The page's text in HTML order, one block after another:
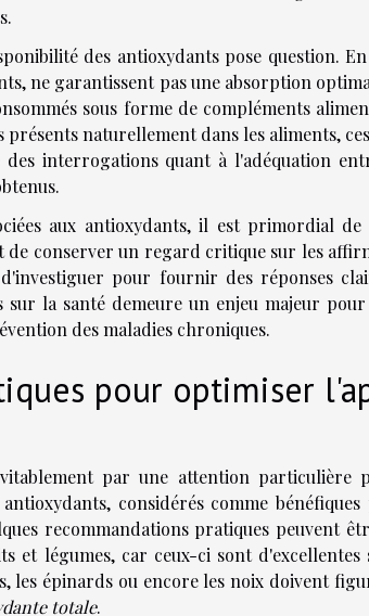
des antioxydants pose question.
ne garantissent pas une absorption
sous forme de compléments
naturellement dans les aliments,
des interrogations quant à l'adéquation
aux antioxydants, il est primordial
de conserver un regard critique sur les
pour fournir des réponses
sur la santé demeure un enjeu majeur
des maladies chroniques.
pour optimiser
par une attention particulière
considérés comme
recommandations pratiques peuvent
et légumes, car ceux-ci sont d'excellentes
les épinards ou encore les noix doivent
totale.